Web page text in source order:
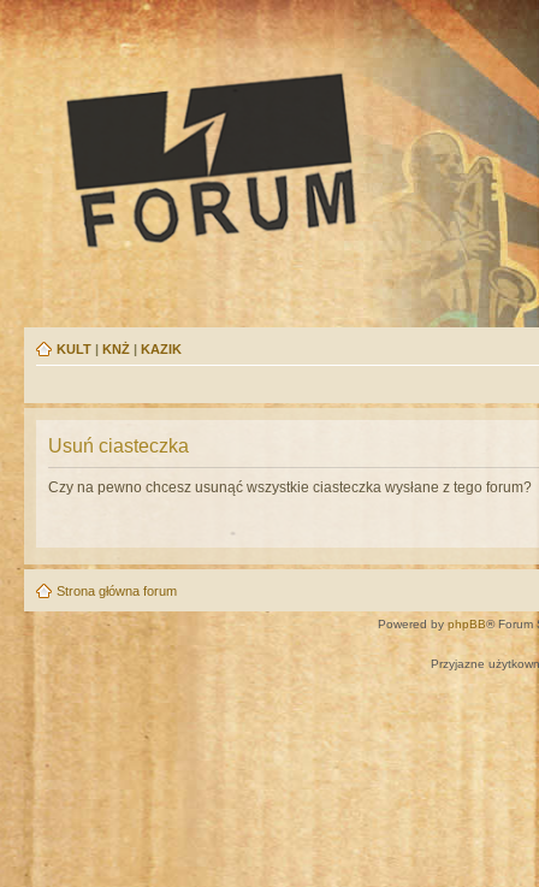
KULT | KNŻ | KAZIK
Usuń ciasteczka
Czy na pewno chcesz usunąć wszystkie ciasteczka wysłane z tego forum?
Strona główna forum
Powered by phpBB® Forum
Przyjazne